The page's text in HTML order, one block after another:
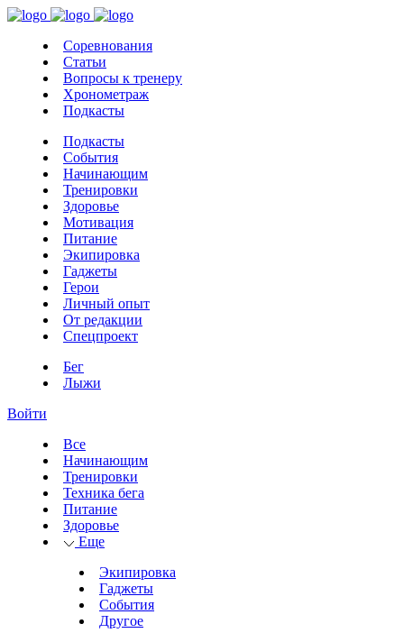
Соревнования
Статьи
Вопросы к тренеру
Хронометраж
Подкасты
Подкасты
События
Начинающим
Тренировки
Здоровье
Мотивация
Питание
Экипировка
Гаджеты
Герои
Личный опыт
От редакции
Спецпроект
Бег
Лыжи
Войти
Все
Начинающим
Тренировки
Техника бега
Питание
Здоровье
Еще
Экипировка
Гаджеты
События
Другое